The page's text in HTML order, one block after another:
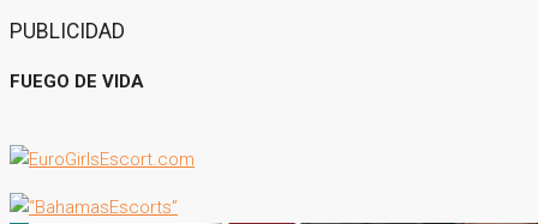
PUBLICIDAD
FUEGO DE VIDA